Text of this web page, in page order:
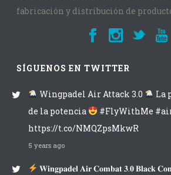
fabricación y distribución de
SÍGUENOS EN TWITTER
Wingpadel Air Attack 3.0
La
de la potencia
#FlyWithMe
https://t.co/NMQZpsMkwR
5 years ago
𝐖𝐢𝐧𝐠𝐩𝐚𝐝𝐞𝐥 𝐀𝐢𝐫 𝐂𝐨𝐦𝐛𝐚𝐭 𝟑.𝟎 𝐁𝐥𝐚𝐜𝐤